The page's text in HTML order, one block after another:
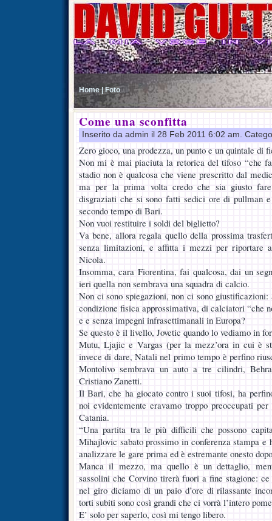
Home | Foto
Come una sconfitta
Inserito da admin il 28 Feb 2011 6:02 am.
Zero gioco, una prodezza, un punto e un quintale di
Non mi è mai piaciuta la retorica del tifoso “che
stadio non è qualcosa che viene prescritto dal
ma per la prima volta credo che sia giusto fare
disgraziati che si sono fatti sedici ore di pullman e
secondo tempo di Bari.
Non vuoi restituire i soldi del biglietto?
Va bene, allora regala quello della prossima
senza limitazioni, e affitta i mezzi per riportare
Nicola.
Insomma, cara Fiorentina, fai qualcosa, dai un
ieri quella non sembrava una squadra di calcio.
Non ci sono spiegazioni, non ci sono
condizione fisica approssimativa, di calciatori “che
e e senza impegni infrasettimanali in Europa?
Se questo è il livello, Jovetic quando lo vediamo in
Mutu, Ljajic e Vargas (per la mezz’ora in cui è
invece di dare, Natali nel primo tempo è perfino
Montolivo sembrava un auto a tre cilindri,
Cristiano Zanetti.
Il Bari, che ha giocato contro i suoi tifosi, ha
noi evidentemente eravamo troppo preoccupati
Catania.
“Una partita tra le più difficili che possono
Mihajlovic sabato prossimo in conferenza stampa
analizzare le gare prima ed è estremante onesto
Manca il mezzo, ma quello è un dettaglio,
sassolini che Corvino tirerà fuori a fine stagione:
nel giro diciamo di un paio d’ore di rilassante
torti subiti sono così grandi che ci vorrà l’intero
E’ solo per saperlo, così mi tengo libero.